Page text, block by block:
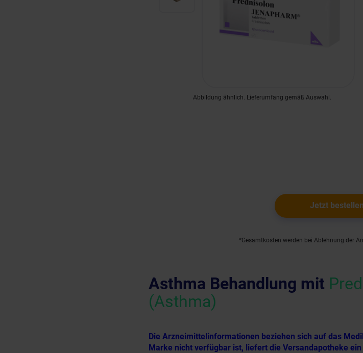
Abbildung ähnlich. Lieferumfang gemäß Auswahl.
Jetzt bestellen
*Gesamtkosten werden bei Ablehnung der
Asthma Behandlung mit
(Asthma)
Die Arzneimittelinformationen beziehen sich auf das
Marke nicht verfügbar ist, liefert die Versandapotheke